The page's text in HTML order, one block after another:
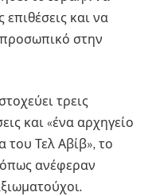
επιθέσεις και να
στην
τρεις
και «ένα αρχηγείο
Τελ Αβίβ», το
όπως ανέφεραν